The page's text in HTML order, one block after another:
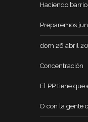
Haciendo barrio
Preparemos
dom 26 abril
Concentración
El PP tiene que
O con la gente